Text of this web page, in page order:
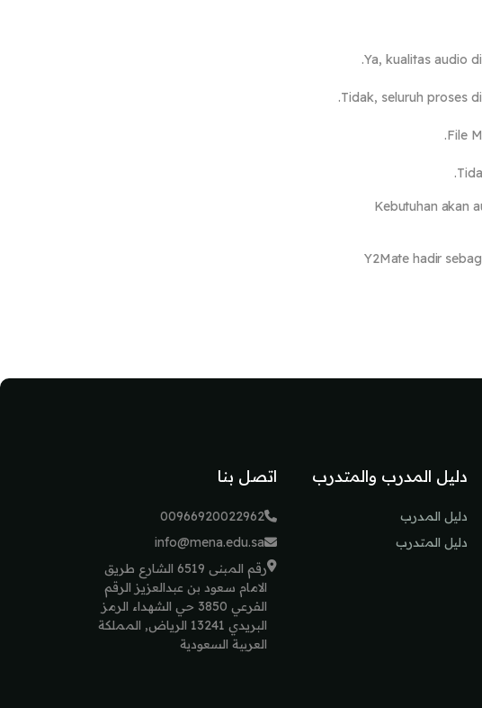
Ya, kualitas audio
Tidak, seluruh proses
File
Kebutuhan akan
Y2Mate hadir
دليل المدرب والمتدرب
دليل المدرب
دليل المتدرب
اتصل بنا
00966920022962
info@mena.edu.sa
رقم المبنى 6519 الشارع طريق
الامام سعود بن عبدالعزيز الرقم
الفرعي 3850 حي الشهداء الرمز
البريدي 13241 الرياض, المملكة
العربية السعودية